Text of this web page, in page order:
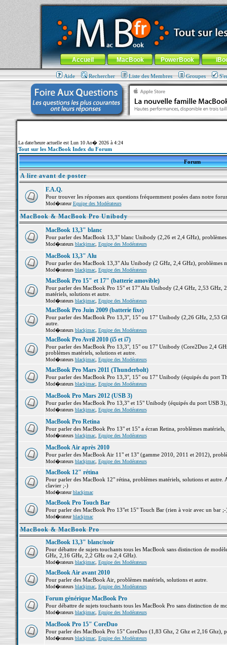
MacBook-fr.com : 100% Apple... 100% nomade !
Aller au contenu-Aller au menu général-Aller au menu de
Menu général
Accueil MacBook PowerBook
Aide Rechercher Liste des Membres Groupes
La date/heure actuelle est Lun 10 Ao� 2026 à 4:24
Tout sur les MacBook Index du Forum
Forum
A lire avant de poster
F.A.Q.
Pour trouver les réponses aux questions fréquemment posées dans notre
Mod�rateurEquipe des Modérateurs
MacBook & MacBook Pro Unibody
MacBook 13,3" blanc
Pour parler des MacBook 13,3" blanc Unibody (2,26 et 2,4 GHz),
Mod�rateurs blackjmac, Equipe des Modérateurs
MacBook 13,3" Alu
Pour parler des MacBook 13,3" Alu Unibody (2 GHz, 2,4 GHz), problèmes
Mod�rateurs blackjmac, Equipe des Modérateurs
MacBook Pro 15" et 17" (batterie amovible)
Pour parler des MacBook Pro 15" et 17" Alu Unibody (2,4 GHz, 2,53 GHz,
matériels, solutions et autre.
Mod�rateurs blackjmac, Equipe des Modérateurs
MacBook Pro Juin 2009 (batterie fixe)
Pour parler des MacBook Pro 13,3", 15" ou 17" Unibody (2,26 GHz, 2,53
autre.
Mod�rateurs blackjmac, Equipe des Modérateurs
MacBook Pro Avril 2010 (i5 et i7)
Pour parler des MacBook Pro 13,3", 15" ou 17" Unibody (Core2Duo 2,4
problèmes matériels, solutions et autre.
Mod�rateurs blackjmac, Equipe des Modérateurs
MacBook Pro Mars 2011 (Thunderbolt)
Pour parler des MacBook Pro 13,3", 15" ou 17" Unibody (équipés du port
Mod�rateurs blackjmac, Equipe des Modérateurs
MacBook Pro Mars 2012 (USB 3)
Pour parler des MacBook Pro 13,3" et 15" Unibody (équipés du port USB
Mod�rateurs blackjmac, Equipe des Modérateurs
MacBook Pro Retina
Pour parler des MacBook Pro 13" et 15" a écran Retina, problèmes matériels,
Mod�rateurs blackjmac, Equipe des Modérateurs
MacBook Air après 2010
Pour parler des MacBook Air 11" et 13" (gamme 2010, 2011 et 2012),
Mod�rateurs blackjmac, Equipe des Modérateurs
MacBook 12" rétina
Pour parler des MacBook 12" rétina, problèmes matériels, solutions et
clavier ;-)
Mod�rateurblackjmac
MacBook Pro Touch Bar
Pour parler des MacBook Pro 13"et 15" Touch Bar (rien à voir avec un bar
Mod�rateurblackjmac
MacBook & MacBook Pro
MacBook 13,3" blanc/noir
Pour débattre de sujets touchants tous les MacBook sans distinction de
GHz, 2,16 GHz, 2,2 GHz ou 2,4 GHz).
Mod�rateurs blackjmac, Equipe des Modérateurs
MacBook Air avant 2010
Pour parler des MacBook Air, problèmes matériels, solutions et autre.
Mod�rateurs blackjmac, Equipe des Modérateurs
Forum générique MacBook Pro
Pour débattre de sujets touchants tous les MacBook Pro sans distinction de
Mod�rateurs blackjmac, Equipe des Modérateurs
MacBook Pro 15" CoreDuo
Pour parler des MacBook Pro 15" CoreDuo (1,83 Ghz, 2 Ghz et 2,16 Ghz),
Mod�rateurs blackjmac, Equipe des Modérateurs